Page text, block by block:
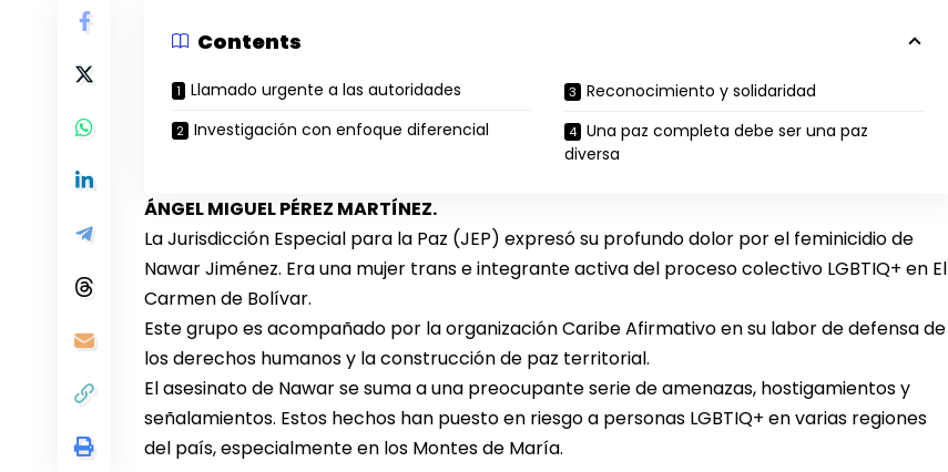
Contents
Llamado urgente a las autoridades
Investigación con enfoque diferencial
Reconocimiento y solidaridad
Una paz completa debe ser una paz
diversa
ÁNGEL MIGUEL PÉREZ MARTÍNEZ.
La Jurisdicción Especial para la Paz (JEP) expresó su profundo dolor por el feminicidio de
Nawar Jiménez. Era una mujer trans e integrante activa del proceso colectivo LGBTIQ+ en El
Carmen de Bolívar.
Este grupo es acompañado por la organización Caribe Afirmativo en su labor de defensa de
los derechos humanos y la construcción de paz territorial.
El asesinato de Nawar se suma a una preocupante serie de amenazas, hostigamientos y
señalamientos. Estos hechos han puesto en riesgo a personas LGBTIQ+ en varias regiones
del país, especialmente en los Montes de María.